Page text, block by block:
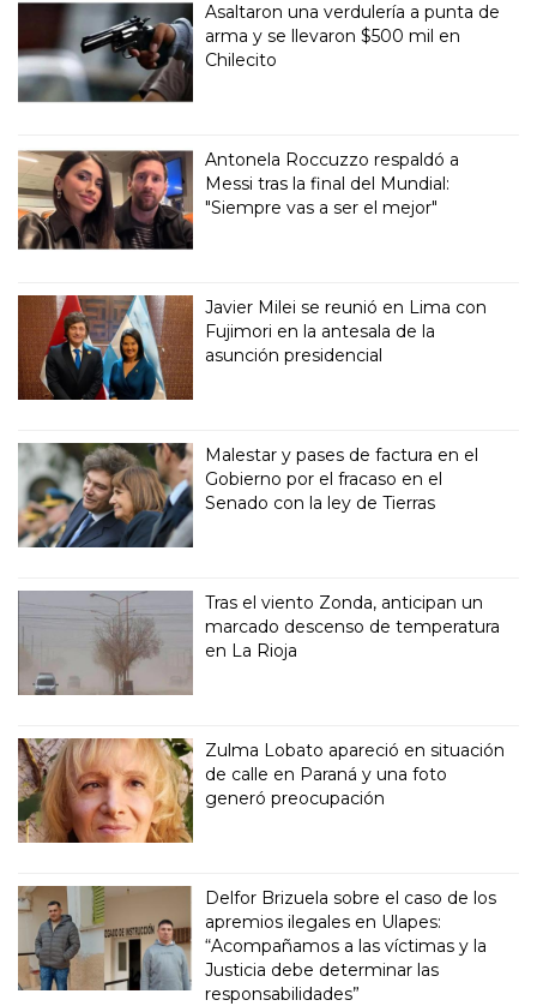
Asaltaron una verdulería a punta de
arma y se llevaron $500 mil en
Chilecito
Antonela Roccuzzo respaldó a
Messi tras la final del Mundial:
"Siempre vas a ser el mejor"
Javier Milei se reunió en Lima con
Fujimori en la antesala de la
asunción presidencial
Malestar y pases de factura en el
Gobierno por el fracaso en el
Senado con la ley de Tierras
Tras el viento Zonda, anticipan un
marcado descenso de temperatura
en La Rioja
Zulma Lobato apareció en situación
de calle en Paraná y una foto
generó preocupación
Delfor Brizuela sobre el caso de los
apremios ilegales en Ulapes:
“Acompañamos a las víctimas y la
Justicia debe determinar las
responsabilidades”